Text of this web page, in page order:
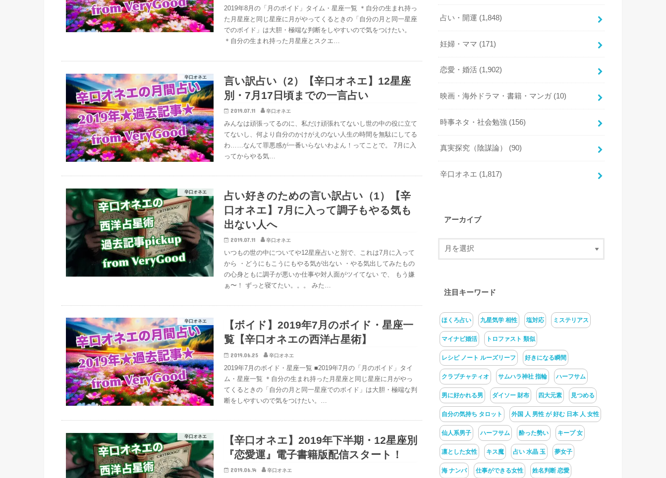
2019年8月の「月のボイド」タイム・星座一覧 ＊自分の生まれ持っ
た月星座と同じ星座に月がやってくるときの「自分の月と同一星座
でのボイド」は大胆・極端な判断をしやすいので気をつけたい。
＊自分の生まれ持った月星座とスクエ…
辛口オネエ
言い訳占い（2）【辛口オネエ】12星座
別・7月17日頃までの一言占い
2019.07.11 辛口オネエ
みんなは頑張ってるのに、私だけ頑張れてないし世の中の役に立て
てないし、何より自分のかけがえのない人生の時間を無駄にしてる
わ……なんて罪悪感が一番いらないわよん！ってことで。 7月に入
ってからやる気…
辛口オネエ
占い好きのための言い訳占い（1）【辛
口オネエ】7月に入って調子もやる気も
出ない人へ
2019.07.11 辛口オネエ
いつもの世の中についてや12星座占いと別で、これは7月に入って
から ・どうにもこうにもやる気が出ない ・やる気出してみたもの
の心身ともに調子が悪いか仕事や対人面がツイてない で、 もう嫌
ぁ〜！ ずっと寝てたい。。。 みた…
辛口オネエ
【ボイド】2019年7月のボイド・星座一
覧【辛口オネエの西洋占星術】
2019.06.25 辛口オネエ
2019年7月のボイド・星座一覧 ■2019年7月の「月のボイド」タイ
ム・星座一覧 ＊自分の生まれ持った月星座と同じ星座に月がやっ
てくるときの「自分の月と同一星座でのボイド」は大胆・極端な判
断をしやすいので気をつけたい。…
辛口オネエ
【辛口オネエ】2019年下半期・12星座別
『恋愛運』電子書籍版配信スタート！
2019.06.14 辛口オネエ
占い・開運 (1,848)
妊婦・ママ (171)
恋愛・婚活 (1,902)
映画・海外ドラマ・書籍・マンガ (10)
時事ネタ・社会勉強 (156)
真実探究（陰謀論） (90)
辛口オネエ (1,817)
アーカイブ
注目キーワード
ほくろ占い 九星気学 相性 塩対応 ミステリアス
マイナビ婚活 トロファスト 類似
レシピ ノート ルーズリーフ 好きになる瞬間
クラブチャティオ サムハラ神社 指輪 ハーフサム
男に好かれる男 ダイソー 財布 四大元素 見つめる
自分の気持ち タロット 外国 人 男性 が 好む 日本 人 女性
仙人系男子 ハーフサム 酔った勢い キープ 女
凛とした女性 キス魔 占い 水晶 玉 夢女子
海 ナンパ 仕事ができる女性 姓名判断 恋愛